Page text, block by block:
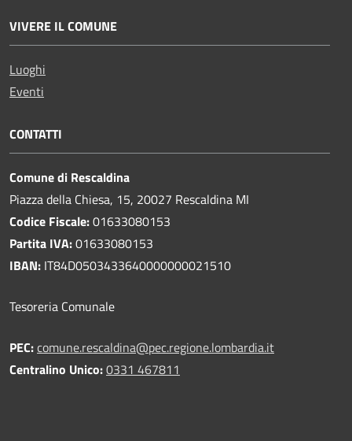
VIVERE IL COMUNE
Luoghi
Eventi
CONTATTI
Comune di Rescaldina
Piazza della Chiesa, 15, 20027 Rescaldina MI
Codice Fiscale:01633080153
Partita IVA:01633080153
IBAN: IT84D0503433640000000021510
Tesoreria Comunale
PEC:comune.rescaldina@pec.regione.lombardia.it
Centralino Unico:0331 467811